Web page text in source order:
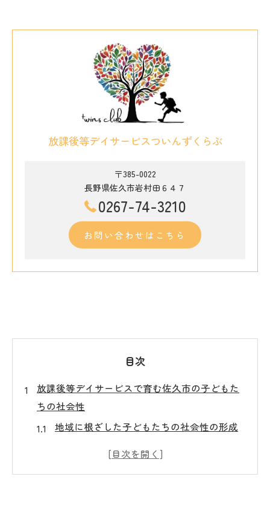
放課後等デイサービスついんずくらぶ
〒385-0022
長野県佐久市岩村田６４７
0267-74-3210
お問い合わせはこちら
目次
放課後等デイサービスで育む佐久市の子どもた
ちの社会性
地域に根ざした子どもたちの社会性の形成
放課後等デイサービスが提供する多様なプ